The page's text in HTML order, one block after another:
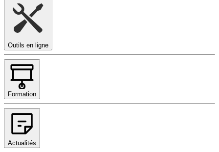
Outils en ligne
Formation
Actualités